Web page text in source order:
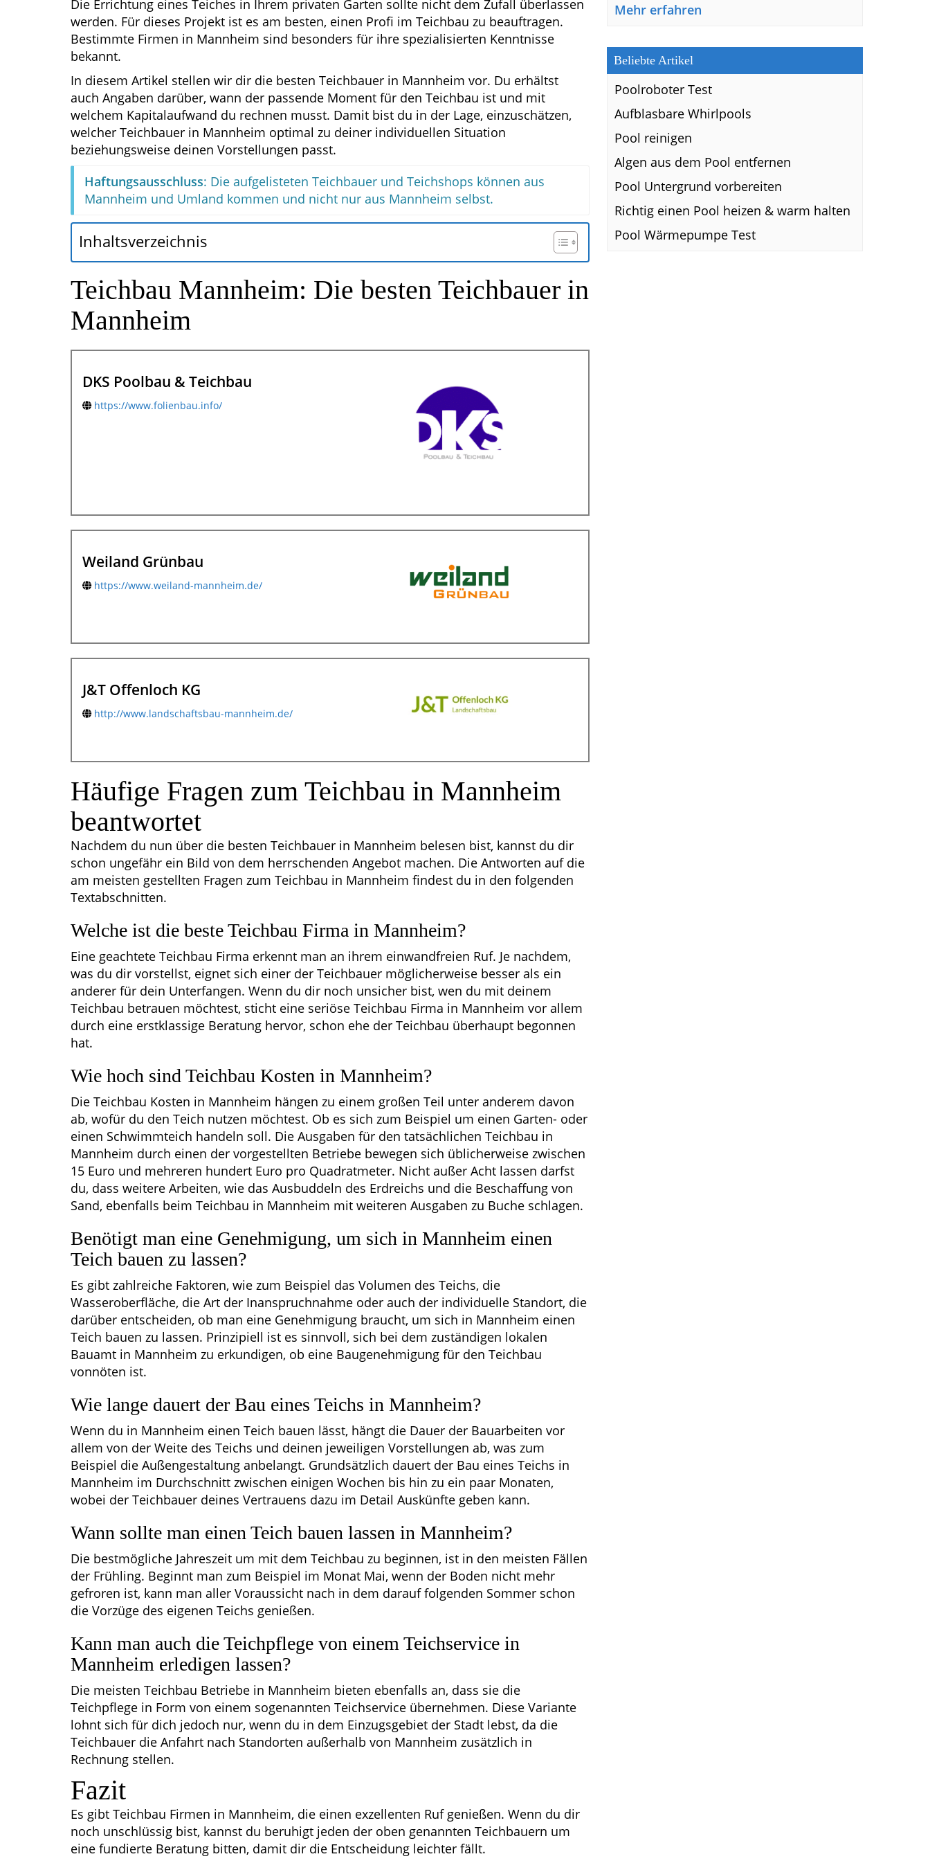
Die Errichtung eines Teiches in Ihrem privaten Garten sollte nicht dem Zufall überlassen
werden. Für dieses Projekt ist es am besten, einen Profi im Teichbau zu beauftragen.
Bestimmte Firmen in Mannheim sind besonders für ihre spezialisierten Kenntnisse
bekannt.
In diesem Artikel stellen wir dir die besten Teichbauer in Mannheim vor. Du erhältst
auch Angaben darüber, wann der passende Moment für den Teichbau ist und mit
welchem Kapitalaufwand du rechnen musst. Damit bist du in der Lage, einzuschätzen,
welcher Teichbauer in Mannheim optimal zu deiner individuellen Situation
beziehungsweise deinen Vorstellungen passt.
Haftungsausschluss: Die aufgelisteten Teichbauer und Teichshops können aus
Mannheim und Umland kommen und nicht nur aus Mannheim selbst.
Inhaltsverzeichnis
Teichbau Mannheim: Die besten Teichbauer in
Mannheim
DKS Poolbau & Teichbau
https://www.folienbau.info/
Weiland Grünbau
https://www.weiland-mannheim.de/
J&T Offenloch KG
http://www.landschaftsbau-mannheim.de/
Häufige Fragen zum Teichbau in Mannheim
beantwortet
Nachdem du nun über die besten Teichbauer in Mannheim belesen bist, kannst du dir
schon ungefähr ein Bild von dem herrschenden Angebot machen. Die Antworten auf die
am meisten gestellten Fragen zum Teichbau in Mannheim findest du in den folgenden
Textabschnitten.
Welche ist die beste Teichbau Firma in Mannheim?
Eine geachtete Teichbau Firma erkennt man an ihrem einwandfreien Ruf. Je nachdem,
was du dir vorstellst, eignet sich einer der Teichbauer möglicherweise besser als ein
anderer für dein Unterfangen. Wenn du dir noch unsicher bist, wen du mit deinem
Teichbau betrauen möchtest, sticht eine seriöse Teichbau Firma in Mannheim vor allem
durch eine erstklassige Beratung hervor, schon ehe der Teichbau überhaupt begonnen
hat.
Wie hoch sind Teichbau Kosten in Mannheim?
Die Teichbau Kosten in Mannheim hängen zu einem großen Teil unter anderem davon
ab, wofür du den Teich nutzen möchtest. Ob es sich zum Beispiel um einen Garten- oder
einen Schwimmteich handeln soll. Die Ausgaben für den tatsächlichen Teichbau in
Mannheim durch einen der vorgestellten Betriebe bewegen sich üblicherweise zwischen
15 Euro und mehreren hundert Euro pro Quadratmeter. Nicht außer Acht lassen darfst
du, dass weitere Arbeiten, wie das Ausbuddeln des Erdreichs und die Beschaffung von
Sand, ebenfalls beim Teichbau in Mannheim mit weiteren Ausgaben zu Buche schlagen.
Benötigt man eine Genehmigung, um sich in Mannheim einen
Teich bauen zu lassen?
Es gibt zahlreiche Faktoren, wie zum Beispiel das Volumen des Teichs, die
Wasseroberfläche, die Art der Inanspruchnahme oder auch der individuelle Standort, die
darüber entscheiden, ob man eine Genehmigung braucht, um sich in Mannheim einen
Teich bauen zu lassen. Prinzipiell ist es sinnvoll, sich bei dem zuständigen lokalen
Bauamt in Mannheim zu erkundigen, ob eine Baugenehmigung für den Teichbau
vonnöten ist.
Wie lange dauert der Bau eines Teichs in Mannheim?
Wenn du in Mannheim einen Teich bauen lässt, hängt die Dauer der Bauarbeiten vor
allem von der Weite des Teichs und deinen jeweiligen Vorstellungen ab, was zum
Beispiel die Außengestaltung anbelangt. Grundsätzlich dauert der Bau eines Teichs in
Mannheim im Durchschnitt zwischen einigen Wochen bis hin zu ein paar Monaten,
wobei der Teichbauer deines Vertrauens dazu im Detail Auskünfte geben kann.
Wann sollte man einen Teich bauen lassen in Mannheim?
Die bestmögliche Jahreszeit um mit dem Teichbau zu beginnen, ist in den meisten Fällen
der Frühling. Beginnt man zum Beispiel im Monat Mai, wenn der Boden nicht mehr
gefroren ist, kann man aller Voraussicht nach in dem darauf folgenden Sommer schon
die Vorzüge des eigenen Teichs genießen.
Kann man auch die Teichpflege von einem Teichservice in
Mannheim erledigen lassen?
Die meisten Teichbau Betriebe in Mannheim bieten ebenfalls an, dass sie die
Teichpflege in Form von einem sogenannten Teichservice übernehmen. Diese Variante
lohnt sich für dich jedoch nur, wenn du in dem Einzugsgebiet der Stadt lebst, da die
Teichbauer die Anfahrt nach Standorten außerhalb von Mannheim zusätzlich in
Rechnung stellen.
Fazit
Es gibt Teichbau Firmen in Mannheim, die einen exzellenten Ruf genießen. Wenn du dir
noch unschlüssig bist, kannst du beruhigt jeden der oben genannten Teichbauern um
eine fundierte Beratung bitten, damit dir die Entscheidung leichter fällt.
Mehr erfahren
Beliebte Artikel
Poolroboter Test
Aufblasbare Whirlpools
Pool reinigen
Algen aus dem Pool entfernen
Pool Untergrund vorbereiten
Richtig einen Pool heizen & warm halten
Pool Wärmepumpe Test